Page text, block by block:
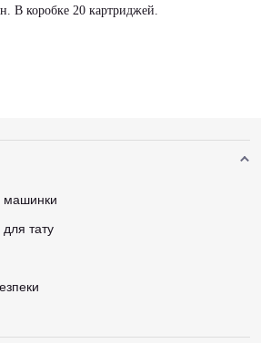
В коробке 20 картриджей.
машинки
тату